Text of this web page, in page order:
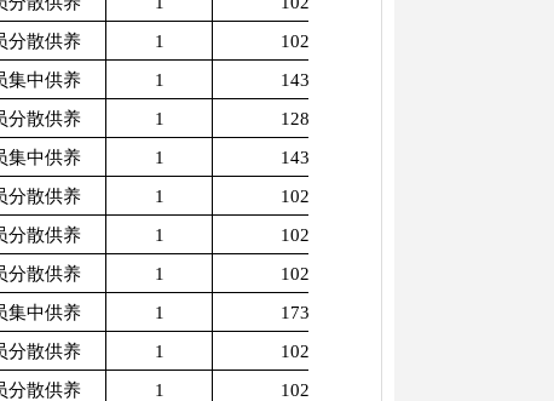
分散供养 1
1025
集中供养 1
1430
分散供养 1
1280
集中供养 1
1430
分散供养 1
1025
分散供养 1
1025
分散供养 1
1025
集中供养 1
1730
分散供养 1
1025
分散供养 1
1025